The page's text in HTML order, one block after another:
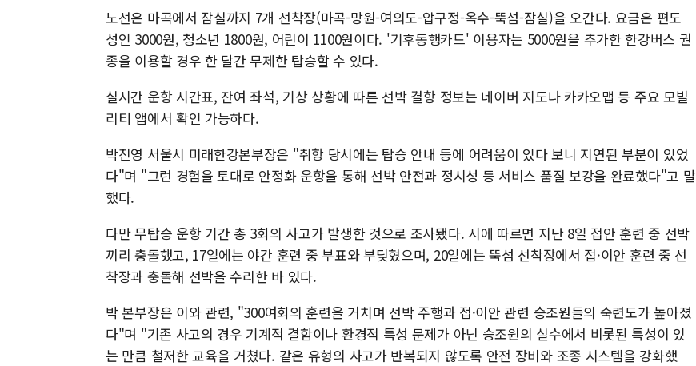
노선은 마곡에서 잠실까지 7개 선착장(마곡-망원-여의도-압구정-옥수-뚝섬-잠실)을 오간다. 요금은 편도
성인 3000원, 청소년 1800원, 어린이 1100원이다. '기후동행카드' 이용자는 5000원을 추가한 한강버스 권
종을 이용할 경우 한 달간 무제한 탑승할 수 있다.
실시간 운항 시간표, 잔여 좌석, 기상 상황에 따른 선박 결항 정보는 네이버 지도나 카카오맵 등 주요 모빌
리티 앱에서 확인 가능하다.
박진영 서울시 미래한강본부장은 "취항 당시에는 탑승 안내 등에 어려움이 있다 보니 지연된 부분이 있었
다"며 "그런 경험을 토대로 안정화 운항을 통해 선박 안전과 정시성 등 서비스 품질 보강을 완료했다"고 말
했다.
다만 무탑승 운항 기간 총 3회의 사고가 발생한 것으로 조사됐다. 시에 따르면 지난 8일 접안 훈련 중 선박
끼리 충돌했고, 17일에는 야간 훈련 중 부표와 부딪혔으며, 20일에는 뚝섬 선착장에서 접·이안 훈련 중 선
착장과 충돌해 선박을 수리한 바 있다.
박 본부장은 이와 관련, "300여회의 훈련을 거치며 선박 주행과 접·이안 관련 승조원들의 숙련도가 높아졌
다"며 "기존 사고의 경우 기계적 결함이나 환경적 특성 문제가 아닌 승조원의 실수에서 비롯된 특성이 있
는 만큼 철저한 교육을 거쳤다. 같은 유형의 사고가 반복되지 않도록 안전 장비와 조종 시스템을 강화했